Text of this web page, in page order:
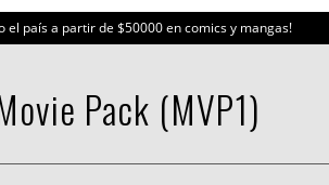
el país a partir de $50000 en comics y mangas!
Pack (MVP1)